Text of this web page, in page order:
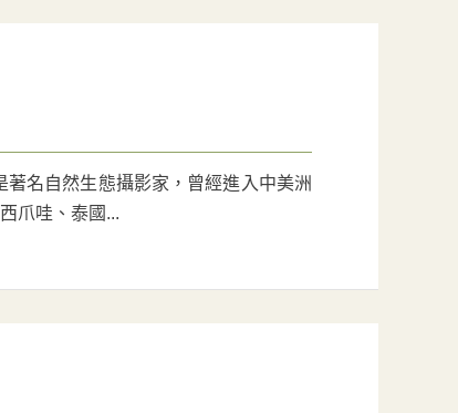
名自然生態攝影家，曾經進入中美洲
爪哇、泰國...